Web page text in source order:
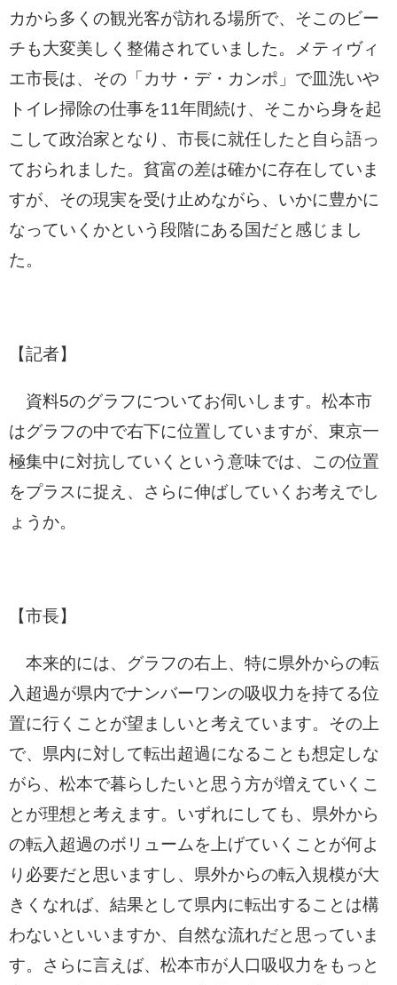
カから多くの観光客が訪れる場所で、そこのビー
チも大変美しく整備されていました。メティヴィ
エ市長は、その「カサ・デ・カンポ」で皿洗いや
トイレ掃除の仕事を11年間続け、そこから身を起
こして政治家となり、市長に就任したと自ら語っ
ておられました。貧富の差は確かに存在していま
すが、その現実を受け止めながら、いかに豊かに
なっていくかという段階にある国だと感じまし
た。
【記者】
資料5のグラフについてお伺いします。松本市
はグラフの中で右下に位置していますが、東京一
極集中に対抗していくという意味では、この位置
をプラスに捉え、さらに伸ばしていくお考えでし
ょうか。
【市長】
本来的には、グラフの右上、特に県外からの転
入超過が県内でナンバーワンの吸収力を持てる位
置に行くことが望ましいと考えています。その上
で、県内に対して転出超過になることも想定しな
がら、松本で暮らしたいと思う方が増えていくこ
とが理想と考えます。いずれにしても、県外から
の転入超過のボリュームを上げていくことが何よ
り必要だと思いますし、県外からの転入規模が大
きくなれば、結果として県内に転出することは構
わないといいますか、自然な流れだと思っていま
す。さらに言えば、松本市が人口吸収力をもっと